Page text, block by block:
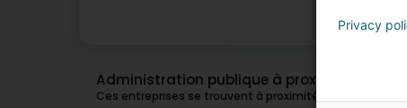
Administration publique à proximité de
Ces entreprises se trouvent à proximité de Capellen et
Privacy